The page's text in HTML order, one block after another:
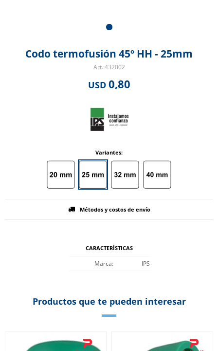
Codo termofusión 45º HH - 25mm
432002
USD 0,80
Variantes:
Métodos y costos de envío
CARACTERÍSTICAS
Marca IPS
Productos que te pueden interesar